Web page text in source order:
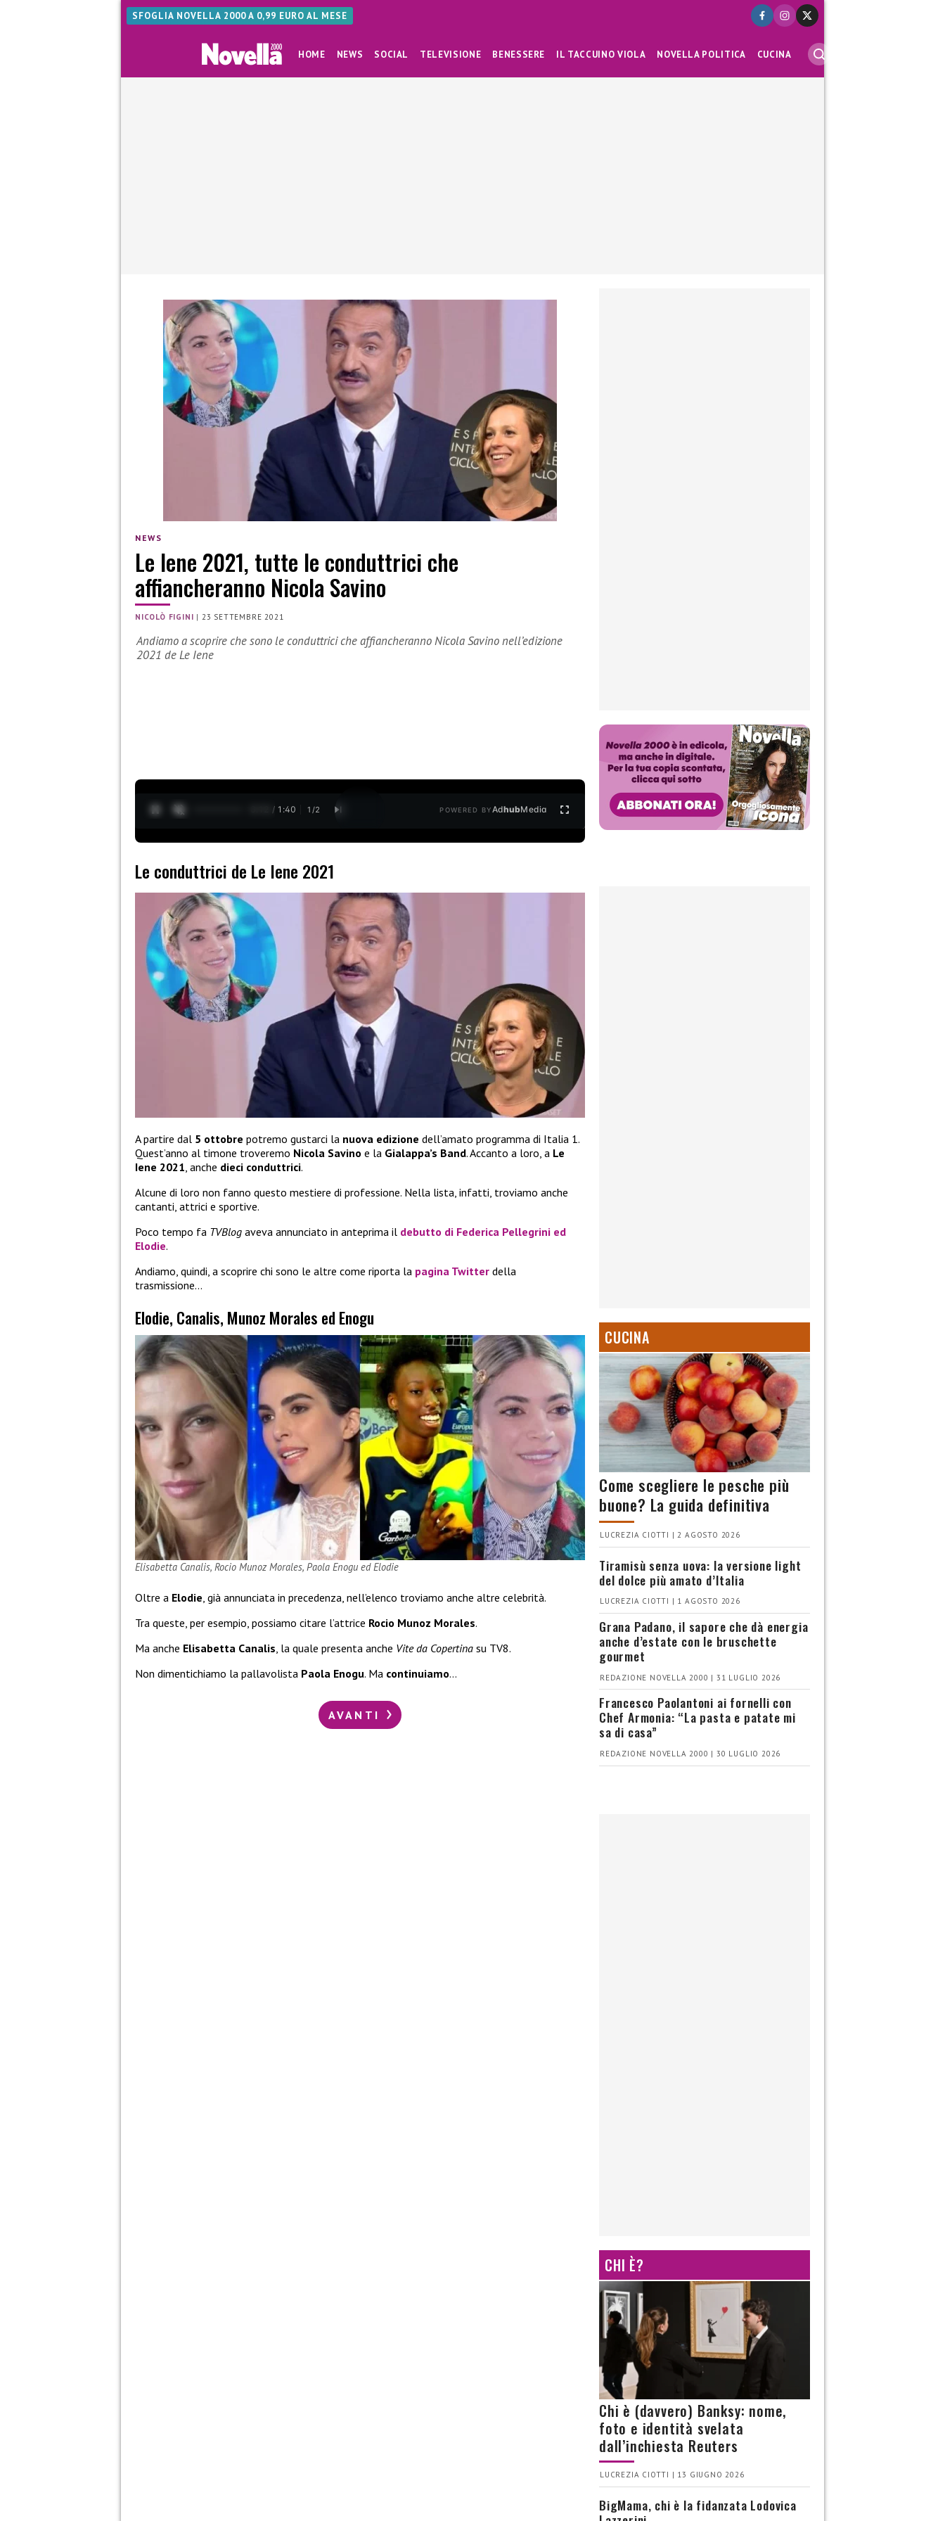
SFOGLIA NOVELLA 2000 A 0,99 EURO AL MESE
HOME NEWS SOCIAL TELEVISIONE BENESSERE IL TACCUINO VIOLA NOVELLA POLITICA CUCINA
NEWS
Le Iene 2021, tutte le conduttrici che
affiancheranno Nicola Savino
NICOLÒ FIGINI | 23 SETTEMBRE 2021
Andiamo a scoprire che sono le conduttrici che affiancheranno Nicola Savino nell’edizione
2021 de Le Iene
0:13 / 1:40 1 /2 POWERED BYAdhubMedia
Le conduttrici de Le Iene 2021
A partire dal 5 ottobre potremo gustarci la nuova edizione dell’amato programma di Italia 1.
Quest’anno al timone troveremo Nicola Savino e la Gialappa’s Band. Accanto a loro, a Le
Iene 2021, anche dieci conduttrici.
Alcune di loro non fanno questo mestiere di professione. Nella lista, infatti, troviamo anche
cantanti, attrici e sportive.
Poco tempo fa TVBlog aveva annunciato in anteprima il debutto di Federica Pellegrini ed
Elodie.
Andiamo, quindi, a scoprire chi sono le altre come riporta la pagina Twitter della
trasmissione…
Elodie, Canalis, Munoz Morales ed Enogu
Elisabetta Canalis, Rocio Munoz Morales, Paola Enogu ed Elodie
Oltre a Elodie, già annunciata in precedenza, nell’elenco troviamo anche altre celebrità.
Tra queste, per esempio, possiamo citare l’attrice Rocio Munoz Morales.
Ma anche Elisabetta Canalis, la quale presenta anche Vite da Copertina su TV8.
Non dimentichiamo la pallavolista Paola Enogu. Ma continuiamo…
AVANTI
CUCINA
Come scegliere le pesche più
buone? La guida definitiva
LUCREZIA CIOTTI | 2 AGOSTO 2026
Tiramisù senza uova: la versione light
del dolce più amato d’Italia
LUCREZIA CIOTTI | 1 AGOSTO 2026
Grana Padano, il sapore che dà energia
anche d’estate con le bruschette
gourmet
REDAZIONE NOVELLA 2000 | 31 LUGLIO 2026
Francesco Paolantoni ai fornelli con
Chef Armonia: “La pasta e patate mi
sa di casa”
REDAZIONE NOVELLA 2000 | 30 LUGLIO 2026
CHI È?
Chi è (davvero) Banksy: nome,
foto e identità svelata
dall’inchiesta Reuters
LUCREZIA CIOTTI | 13 GIUGNO 2026
BigMama, chi è la fidanzata Lodovica